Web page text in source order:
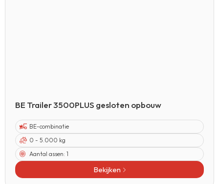
BE Trailer 3500PLUS gesloten opbouw
BE-combinatie
0 - 5.000 kg
Aantal assen: 1
Bekijken